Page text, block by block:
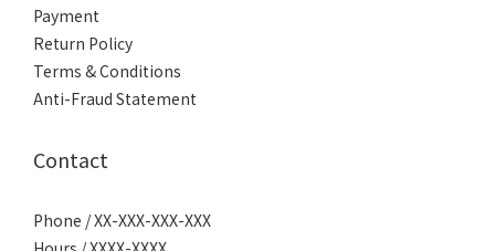
Payment
Return Policy
Terms & Conditions
Anti-Fraud Statement
Contact
Phone / XX-XXX-XXX-XXX